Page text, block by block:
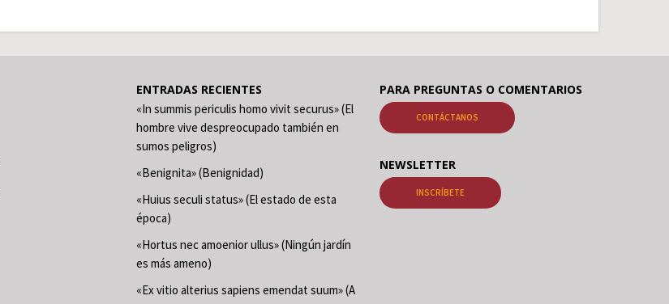
ENTRADAS RECIENTES
«In summis periculis homo vivit securus» (El
hombre vive despreocupado también en
sumos peligros)
«Benignita» (Benignidad)
«Huius seculi status» (El estado de esta
época)
«Hortus nec amoenior ullus» (Ningún jardín
es más ameno)
«Ex vitio alterius sapiens emendat suum» (A
PARA PREGUNTAS O COMENTARIOS
CONTÁCTANOS
NEWSLETTER
INSCRÍBETE